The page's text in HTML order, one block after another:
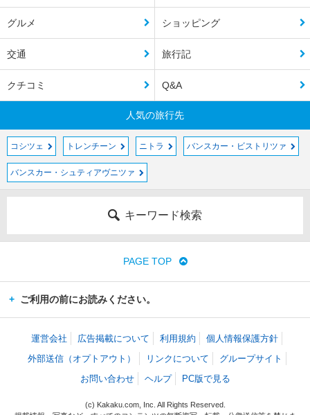
グルメ ショッピング
交通 旅行記
クチコミ Q&A
人気の旅行先
コシツェ トレンチーン ニトラ バンスカー・ビストリツァ
バンスカー・シュティアヴニツァ
キーワード検索
PAGE TOP
ご利用の前にお読みください。
運営会社 広告掲載について 利用規約
個人情報保護方針
外部送信（オプトアウト）
リンクについて
グループサイト
お問い合わせ
ヘルプ PC版で見る
(c) Kakaku.com, Inc. All Rights Reserved.